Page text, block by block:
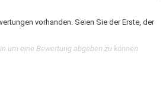
vorhanden. Seien Sie der Erste, der
um eine Bewertung abgeben zu können.